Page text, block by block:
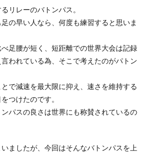
は慌ててしまうことです。練習のようにできな
い、相手の強さ...
懸垂を行うと筋肉のどこに効果がある
筋トレの一つである「懸垂」。腕を使うから、腕
の筋肉に一番効果があると思っている人も多いで
リレーのバトンパス。
の早い人なら、何度も練習すると思いま
足腰が短く、短距離での世界大会は記録
われている為、そこで考えたのがパトン
とで減速を最大限に抑え、速さを維持する
つけたのです。
パスの良さは世界にも称賛されているの
ましたが、今回はそんなバトンパスを上